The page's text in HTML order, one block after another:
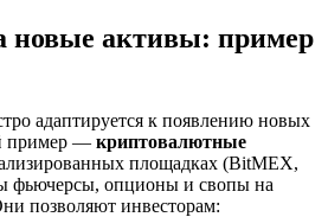
новые активы: пример
адаптируется к появлению новых
пример — криптовалютные
площадках (BitMEX,
фьючерсы, опционы и свопы на
позволяют инвесторам: